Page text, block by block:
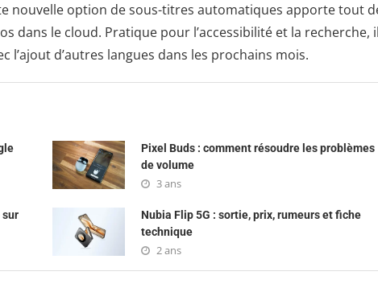
nouvelle option de sous-titres automatiques apporte tout
dans le cloud. Pratique pour l’accessibilité et la recherche,
d’autres langues dans les prochains mois.
Pixel Buds : comment résoudre les problèmes
de volume
3 ans
sur
Nubia Flip 5G : sortie, prix, rumeurs et fiche
technique
2 ans